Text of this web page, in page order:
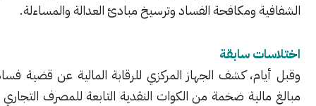
ومكافحة الفساد وترسيخ مبادئ العدالة والمساءلة.
سابقة
كشف الجهاز المركزي للرقابة المالية عن قضية فساد واختلاس
ضخمة من الكوات النقدية التابعة للمصرف التجاري السوري، في